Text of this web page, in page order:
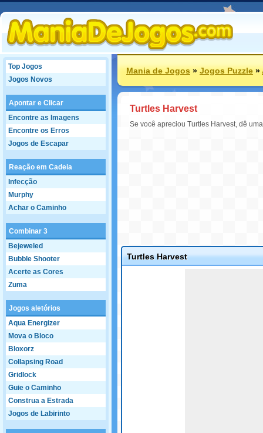
Top Jogos
Jogos Novos
Apontar e Clicar
Encontre as Imagens
Encontre os Erros
Jogos de Escapar
Reação em Cadeia
Infecção
Murphy
Achar o Caminho
Combinar 3
Bejeweled
Bubble Shooter
Acerte as Cores
Zuma
Jogos aletórios
Aqua Energizer
Mova o Bloco
Bloxorz
Collapsing Road
Gridlock
Guie o Caminho
Construa a Estrada
Jogos de Labirinto
Mania de Jogos»Jogos Puzzle»
Turtles Harvest
Se você apreciou Turtles Harvest, dê
Turtles Harvest